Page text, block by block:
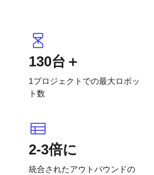
130台＋
1プロジェクトでの最大ロボッ
ト数
2-3倍に
統合されたアウトバウンドの